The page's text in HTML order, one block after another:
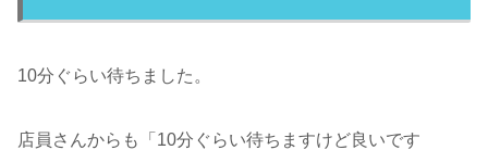
10分ぐらい待ちました。
店員さんからも「10分ぐらい待ちますけど良いです